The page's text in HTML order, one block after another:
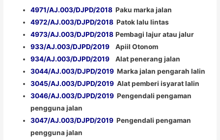
4971/AJ.003/DJPD/2018 Paku marka jalan
4972/AJ.003/DJPD/2018 Patok lalu lintas
4973/AJ.003/DJPD/2018 Pembagi lajur atau jalur
933/AJ.003/DJPD/2019 Apiil Otonom
934/AJ.003/DJPD/2019 Alat penerang jalan
3044/AJ.003/DJPD/2019 Marka jalan pengarah lalin
3045/AJ.003/DJPD/2019 Alat pemberi isyarat lalin
3046/AJ.003/DJPD/2019 Pengendali pengaman
pengguna jalan
3047/AJ.003/DJPD/2019 Pengendali pengaman
pengguna jalan